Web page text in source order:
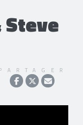
Steve